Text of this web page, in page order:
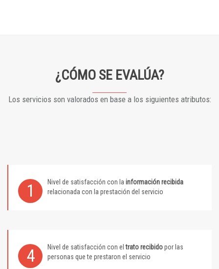
¿CÓMO SE EVALÚA?
Los servicios son valorados en base a los siguientes atributos:
1 Nivel de satisfacción con la información recibida
relacionada con la prestación del servicio
4 Nivel de satisfacción con eltrato recibidopor las
personas que te prestaron el servicio